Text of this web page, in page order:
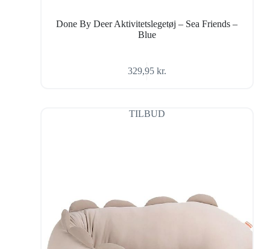
Done By Deer Aktivitetslegetøj – Sea Friends –
Blue
329,95 kr.
TILBUD